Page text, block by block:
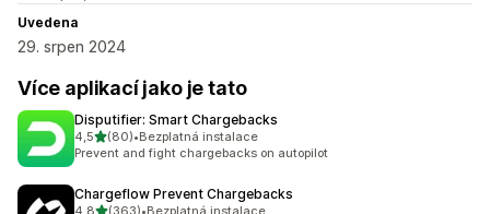
Uvedena
29. srpen 2024
Více aplikací jako je tato
Disputifier: Smart Chargebacks
4,5z 5 hvězd
(80)
Celkový počet recenzí: 80
•Bezplatná instalace
Prevent and fight chargebacks on autopilot
Chargeflow Prevent Chargebacks
z 5 hvězd